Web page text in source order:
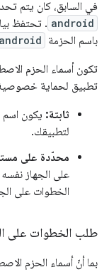
في السابق، كان يتم
android
باسم الحزمة android
تكون أسماء الحزم
تطبيق لحماية
ثابتة: يكون اسم
لتطبيقك.
محدّدة على
على الجهاز
الخطوات على
طلب الخطوات على
بما أنّ أسماء الحزم